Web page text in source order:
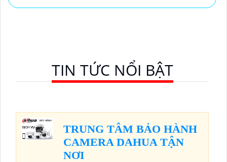
TIN TỨC NỔI BẬT
TRUNG TÂM BẢO HÀNH
CAMERA DAHUA TẬN
NƠI